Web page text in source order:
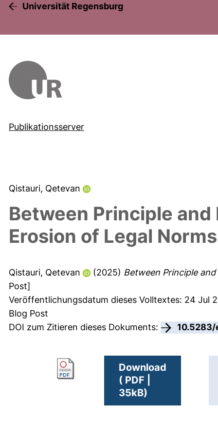
Universität Regensburg
Publikationsserver
Qistauri, Qetevan
Between Principle and
Erosion of Legal Norms
Qistauri, Qetevan (2025) Between Principle
Post]
Veröffentlichungsdatum dieses Volltextes: 24 Jul
Blog Post
DOI zum Zitieren dieses Dokuments:
Download
( PDF |
35kB)